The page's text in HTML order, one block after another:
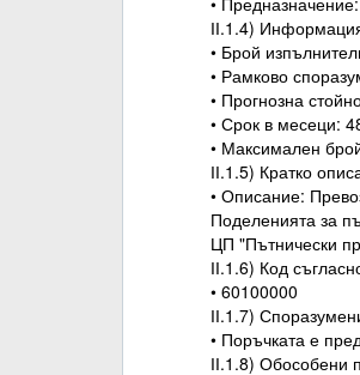
ІІ.1.4)
• Брой
• Рамково
• Прогнозна
• Срок в месеци:
• Максимален
ІІ.1.5) Кратко
• Описание:
Поделенията за
ЦП "Пътнически
ІІ.1.6) Код
• 60100000
ІІ.1.7)
• Поръчката е
ІІ.1.8) Обособени